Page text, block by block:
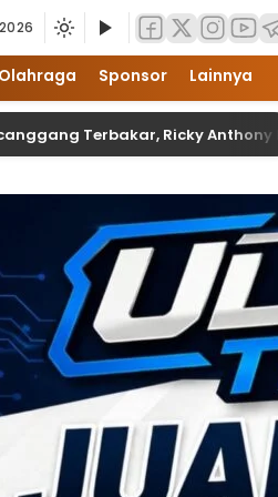
Olahraga Sponsor Lainnya
Terbakar, Ricky Anthony Hadir